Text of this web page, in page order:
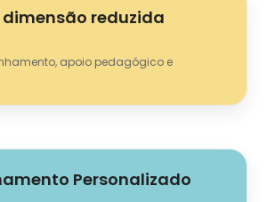
reduzida
apoio pedagógico e
Personalizado